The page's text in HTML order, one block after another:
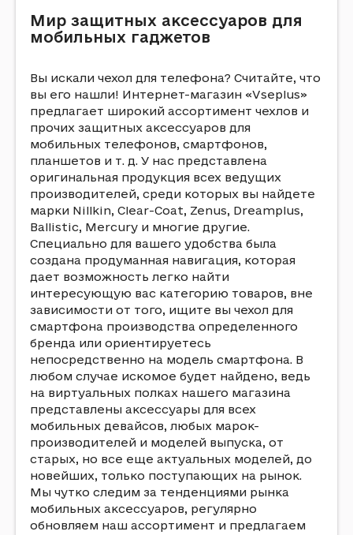
Мир защитных аксессуаров для
мобильных гаджетов
Вы искали чехол для телефона? Считайте, что
вы его нашли! Интернет-магазин «Vseplus»
предлагает широкий ассортимент чехлов и
прочих защитных аксессуаров для
мобильных телефонов, смартфонов,
планшетов и т. д. У нас представлена
оригинальная продукция всех ведущих
производителей, среди которых вы найдете
марки Nillkin, Clear-Coat, Zenus, Dreamplus,
Ballistic, Mercury и многие другие.
Специально для вашего удобства была
создана продуманная навигация, которая
дает возможность легко найти
интересующую вас категорию товаров, вне
зависимости от того, ищите вы чехол для
смартфона производства определенного
бренда или ориентируетесь
непосредственно на модель смартфона. В
любом случае искомое будет найдено, ведь
на виртуальных полках нашего магазина
представлены аксессуары для всех
мобильных девайсов, любых марок-
производителей и моделей выпуска, от
старых, но все еще актуальных моделей, до
новейших, только поступающих на рынок.
Мы чутко следим за тенденциями рынка
мобильных аксессуаров, регулярно
обновляем наш ассортимент и предлагаем